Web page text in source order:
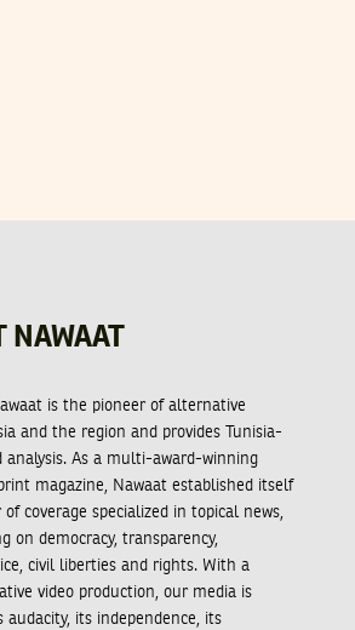
NAWAAT
is the pioneer of alternative
and the region and provides Tunisia-
analysis. As a multi-award-winning
magazine, Nawaat established itself
coverage specialized in topical news,
on democracy, transparency,
civil liberties and rights. With a
video production, our media is
audacity, its independence, its